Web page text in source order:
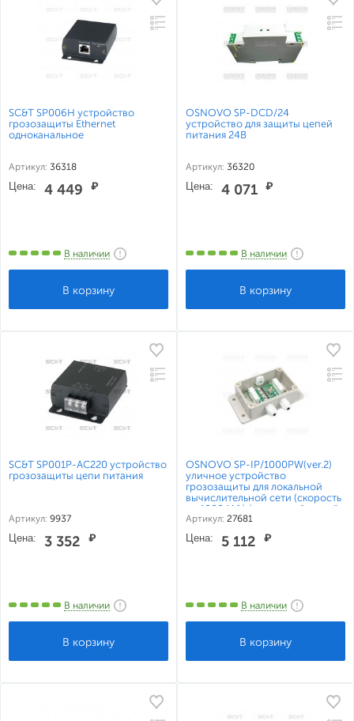
SC&T SP006H устройство
грозозащиты Ethernet
одноканальное
Артикул: 36318
Цена: 4 449 ₽
В наличии
OSNOVO SP-DCD/24
устройство для защиты цепей
питания 24В
Артикул: 36320
Цена: 4 071 ₽
В наличии
SC&T SP001P-AC220 устройство
грозозащиты цепи питания
Артикул: 9937
Цена: 3 352 ₽
В наличии
OSNOVO SP-IP/1000PW(ver.2)
уличное устройство
грозозащиты для локальной
вычислительной сети (скорость
до 1000 Мб/с) с защитой линий
PoE
Артикул: 27681
Цена: 5 112 ₽
В наличии